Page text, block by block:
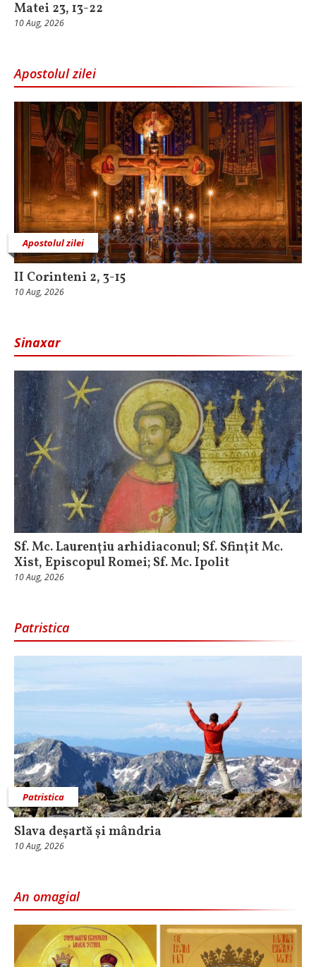
Matei 23, 13-22
10 Aug, 2026
Apostolul zilei
Apostolul zilei
II Corinteni 2, 3-15
10 Aug, 2026
Sinaxar
Sf. Mc. Laurenţiu arhidiaconul; Sf. Sfinţit Mc.
Xist, Episcopul Romei; Sf. Mc. Ipolit
10 Aug, 2026
Patristica
Patristica
Slava deșartă și mândria
10 Aug, 2026
An omagial